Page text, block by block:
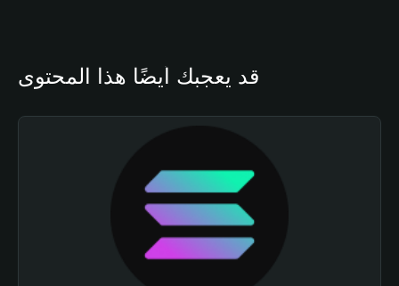
قد يعجبك أيضًا هذا المحتوى